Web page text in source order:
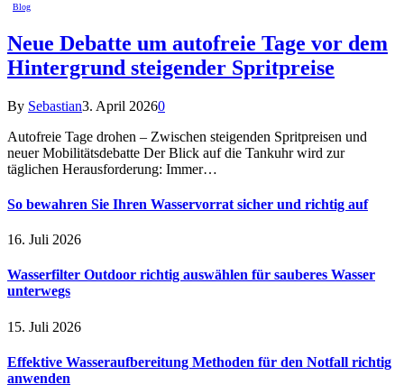
Blog
Neue Debatte um autofreie Tage vor dem
Hintergrund steigender Spritpreise
By Sebastian3. April 20260
Autofreie Tage drohen – Zwischen steigenden Spritpreisen und
neuer Mobilitätsdebatte Der Blick auf die Tankuhr wird zur
täglichen Herausforderung: Immer…
So bewahren Sie Ihren Wasservorrat sicher und richtig auf
16. Juli 2026
Wasserfilter Outdoor richtig auswählen für sauberes Wasser
unterwegs
15. Juli 2026
Effektive Wasseraufbereitung Methoden für den Notfall richtig
anwenden